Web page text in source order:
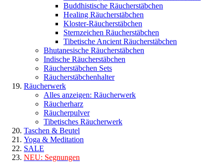
Buddhistische Räucherstäbchen
Healing Räucherstäbchen
Kloster-Räucherstäbchen
Sternzeichen Räucherstäbchen
Tibetische Ancient Räucherstäbchen
Bhutanesische Räucherstäbchen
Indische Räucherstäbchen
Räucherstäbchen Sets
Räucherstäbchenhalter
Räucherwerk
Alles anzeigen: Räucherwerk
Räucherharz
Räucherpulver
Tibetisches Räucherwerk
Taschen & Beutel
Yoga & Meditation
SALE
NEU: Segnungen